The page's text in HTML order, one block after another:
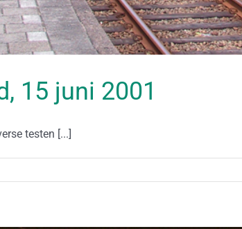
15 juni 2001
testen [...]